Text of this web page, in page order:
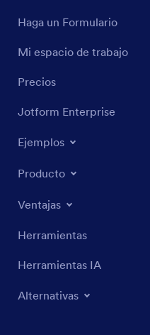
Haga un Formulario
Mi espacio de trabajo
Precios
Jotform Enterprise
Ejemplos
Producto
Ventajas
Herramientas
Herramientas IA
Alternativas